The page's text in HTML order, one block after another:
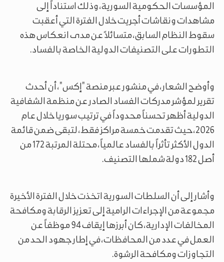
المؤسسات الحكومية السورية، وذلك استناداً إلى
مشاهدات ونقاشات أجريت خلال الفترة التي أعقبت
سقوط النظام السابق، متسائلاً عن مدى انعكاس هذه
التطورات على التصنيفات الدولية الخاصة بالفساد.
وأوضح الشعار، في منشور عبر منصة "إكس"، أن أحدث
تقرير لمؤشر مدركات الفساد الصادر عن منظمة الشفافية
الدولية أظهر تحسناً محدوداً في ترتيب سوريا خلال عام
2026، حيث تقدمت خمسة مراكز فقط، لتبقى ضمن قائمة
الدول الأكثر تأثراً بالفساد عالمياً، محتلة المرتبة 172 من
أصل 182 دولة شملها التصنيف.
وأشار إلى أن السلطات السورية اتخذت خلال الفترة الأخيرة
مجموعة من الإجراءات الرامية إلى تعزيز الرقابة ومكافحة
المخالفات الإدارية، كان أبرزها إيقاف 94 موظفاً عن
العمل في عدد من المحافظات، في إطار جهود الحد من
التجاوزات ومكافحة الرشوة.